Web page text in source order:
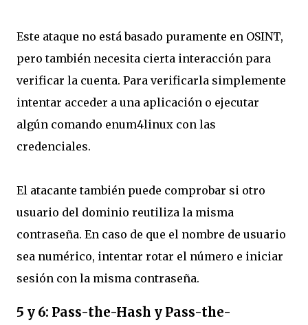
Este ataque no está basado puramente en OSINT,
pero también necesita cierta interacción para
verificar la cuenta. Para verificarla simplemente
intentar acceder a una aplicación o ejecutar
algún comando enum4linux con las
credenciales.
El atacante también puede comprobar si otro
usuario del dominio reutiliza la misma
contraseña. En caso de que el nombre de usuario
sea numérico, intentar rotar el número e iniciar
sesión con la misma contraseña.
5 y 6: Pass-the-Hash y Pass-the-